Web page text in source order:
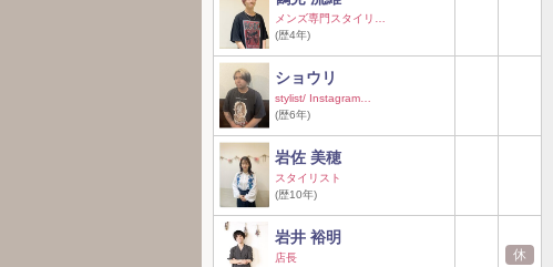
メンズ専門スタイリ…
(歴4年)
ショウリ
stylist/ Instagram…
(歴6年)
岩佐 美穂
スタイリスト
(歴10年)
岩井 裕明
店長
休